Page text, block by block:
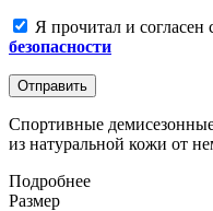
Я прочитал и согласен
безопасности
Отправить
Спортивные
из натуральной кожи от
Подробнее
Размер